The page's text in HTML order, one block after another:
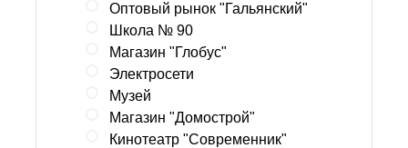
Оптовый рынок "Гальянский"
Школа № 90
Магазин "Глобус"
Электросети
Музей
Магазин "Домострой"
Кинотеатр "Современник"